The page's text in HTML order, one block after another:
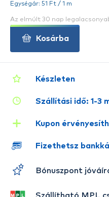
Készleten
Szállítási idő: 1-3
Kupon
Fizethetsz
Bónuszpont
Egységár: 51 Ft / 1 m
Az elmúlt 30 nap
Kosárba